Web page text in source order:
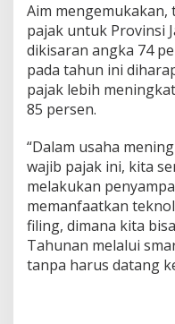
Aim
pajak untuk Provinsi
dikisaran angka 74
pada tahun ini
pajak lebih
85 persen.
“Dalam usaha
wajib pajak ini, kita
melakukan
memanfaatkan
filing, dimana kita
Tahunan melalui
tanpa harus datang